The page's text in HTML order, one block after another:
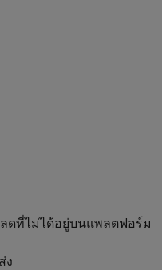
ดที่ไม่ได้อยู่บนแพลตฟอร์ม
ง